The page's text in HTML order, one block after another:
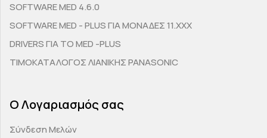
SOFTWARE MED 4.6.0
SOFTWARE MED - PLUS ΓΙΑ ΜΟΝΑΔΕΣ 11.ΧΧΧ
DRIVERS ΓΙΑ ΤΟ MED -PLUS
ΤΙΜΟΚΑΤΑΛΟΓΟΣ ΛΙΑΝΙΚΗΣ PANASONIC
Ο Λογαριασμός σας
Σύνδεση Μελών